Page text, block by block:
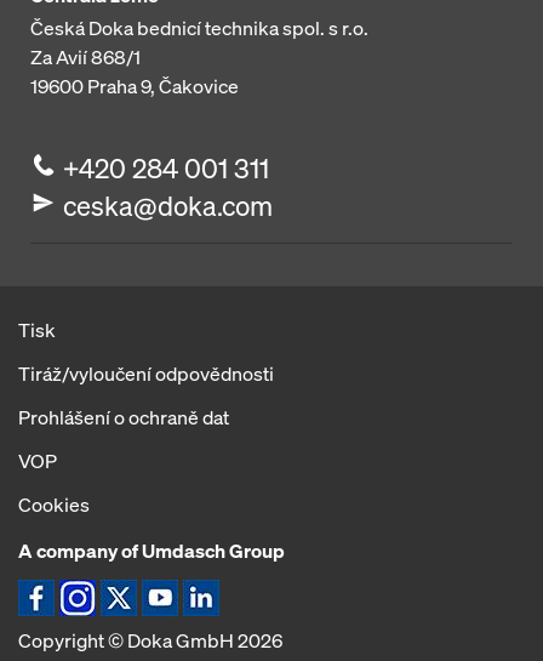
Česká Doka bednicí technika spol. s r.o.
Za Avií 868/1
19600Praha 9, Čakovice
+420 284 001 311
ceska@doka.com
Tisk
Tiráž/vyloučení odpovědnosti
Prohlášení o ochraně dat
VOP
Cookies
A company of Umdasch Group
Ikona Facebook
Ikona Instagram
Ikona XIkona YouTube
Ikona LinkedIn
Copyright © Doka GmbH 2026